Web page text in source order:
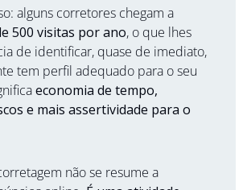
alguns corretores chegam a
500 visitas por ano, o que lhes
de identificar, quase de imediato,
tem perfil adequado para o seu
economia de tempo,
e mais assertividade para o
não se resume a